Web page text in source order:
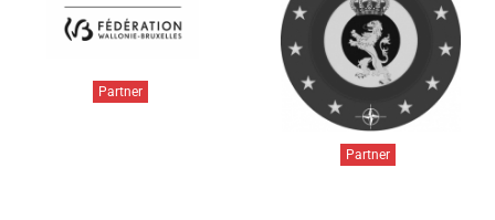
Partner
Partner